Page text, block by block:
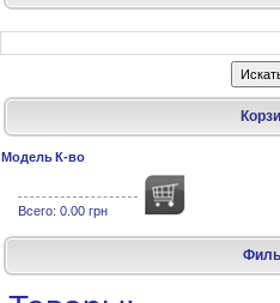
Модель К-во
Всего: 0.00 грн